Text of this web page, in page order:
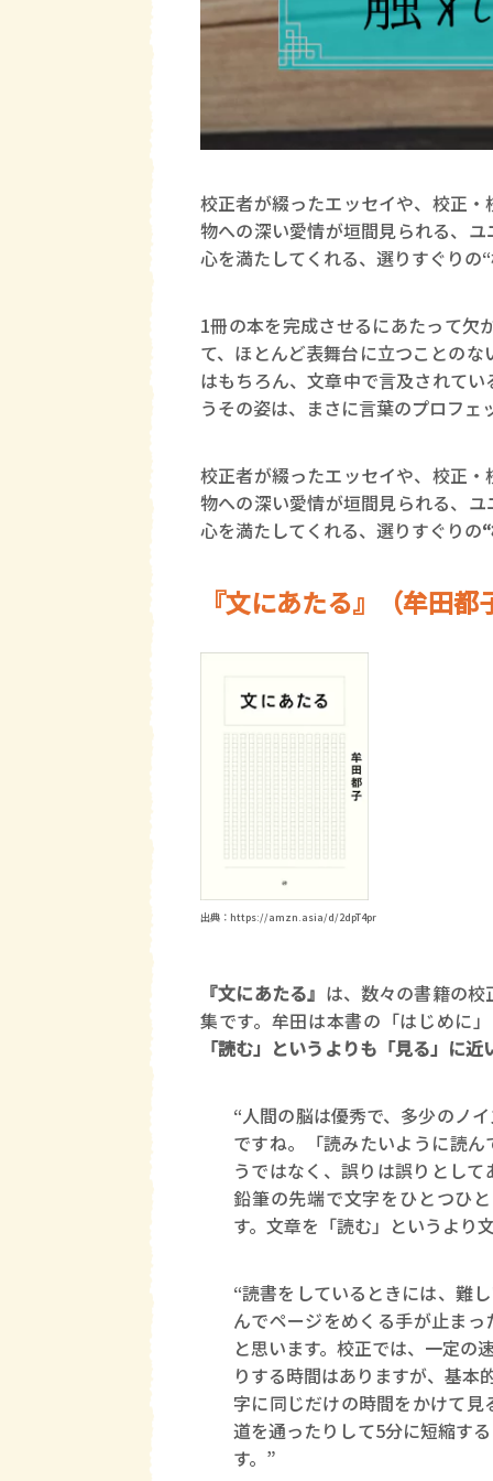
校正者が綴ったエッセイや、校正
物への深い愛情が垣間見られる、
心を満たしてくれる、選りすぐりの
1冊の本を完成させるにあたって欠
て、ほとんど表舞台に立つことのな
はもちろん、文章中で言及されて
うその姿は、まさに言葉のプロフェ
校正者が綴ったエッセイや、校正
物への深い愛情が垣間見られる、
心を満たしてくれる、選りすぐりの
『文にあたる』（牟田都
出典：https://amzn.asia/d/2dpT4pr
『文にあたる』 は、数々の書籍の
集です。牟田は本書の「はじめに
「読む」というよりも「見る」に近
“人間の脳は優秀で、多少のノ
ですね。「読みたいように読
うではなく、誤りは誤りとし
鉛筆の先端で文字をひとつひ
す。文章を「読む」というより
“読書をしているときには、難
んでページをめくる手が止ま
と思います。校正では、一定の
りする時間はありますが、基本
字に同じだけの時間をかけて
道を通ったりして5分に短縮す
す。”